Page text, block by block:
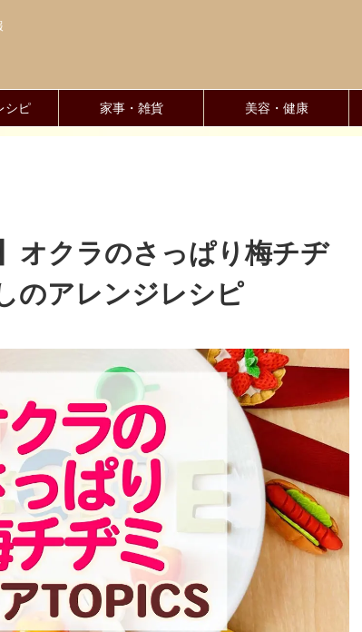
シピ 家事・雑貨 美容・健康
オクラのさっぱり梅チヂ
のアレンジレシピ